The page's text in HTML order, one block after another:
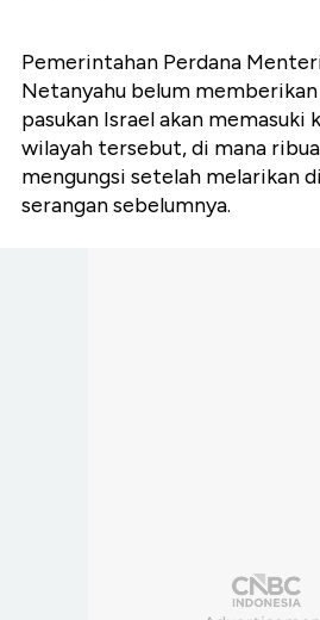
Pemerintahan Perdana
Netanyahu belum
pasukan Israel akan
wilayah tersebut, di mana
mengungsi setelah melarikan
serangan sebelumnya.